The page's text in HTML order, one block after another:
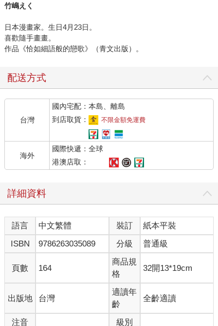
竹嶋えく
日本漫畫家。生日4月23日。
喜歡隨手畫畫。
作品《恰如細語般的戀歌》（青文出版）。
配送方式
台灣
國內宅配：本島、離島
到店取貨：
不限金額免運費
海外
國際快遞：全球
港澳店取：
詳細資料
語言 中文繁體 裝訂
紙本平裝
ISBN
9786263035089 分級 普通級
頁數 164
商品規
格
32開13*19cm
出版地 台灣
適讀年
齡
全齡適讀
注音 級別